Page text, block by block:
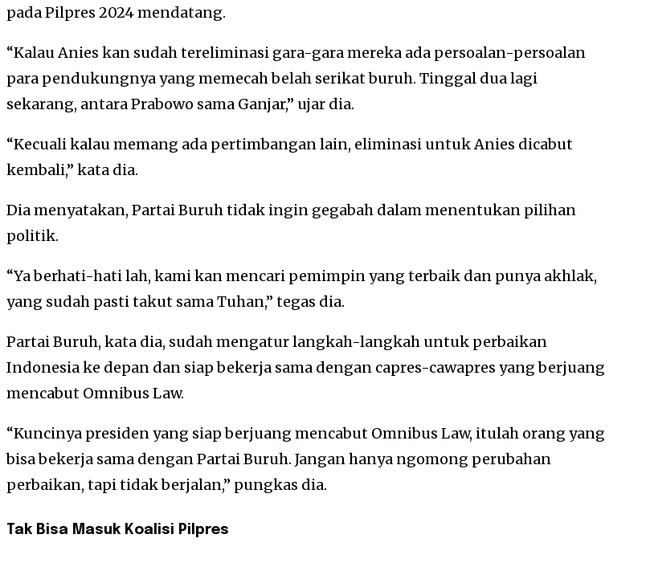
pada Pilpres 2024 mendatang.
“Kalau Anies kan sudah tereliminasi gara-gara mereka ada persoalan-persoalan
para pendukungnya yang memecah belah serikat buruh. Tinggal dua lagi
sekarang, antara Prabowo sama Ganjar,” ujar dia.
“Kecuali kalau memang ada pertimbangan lain, eliminasi untuk Anies dicabut
kembali,” kata dia.
Dia menyatakan, Partai Buruh tidak ingin gegabah dalam menentukan pilihan
politik.
“Ya berhati-hati lah, kami kan mencari pemimpin yang terbaik dan punya akhlak,
yang sudah pasti takut sama Tuhan,” tegas dia.
Partai Buruh, kata dia, sudah mengatur langkah-langkah untuk perbaikan
Indonesia ke depan dan siap bekerja sama dengan capres-cawapres yang berjuang
mencabut Omnibus Law.
“Kuncinya presiden yang siap berjuang mencabut Omnibus Law, itulah orang yang
bisa bekerja sama dengan Partai Buruh. Jangan hanya ngomong perubahan
perbaikan, tapi tidak berjalan,” pungkas dia.
Tak Bisa Masuk Koalisi Pilpres